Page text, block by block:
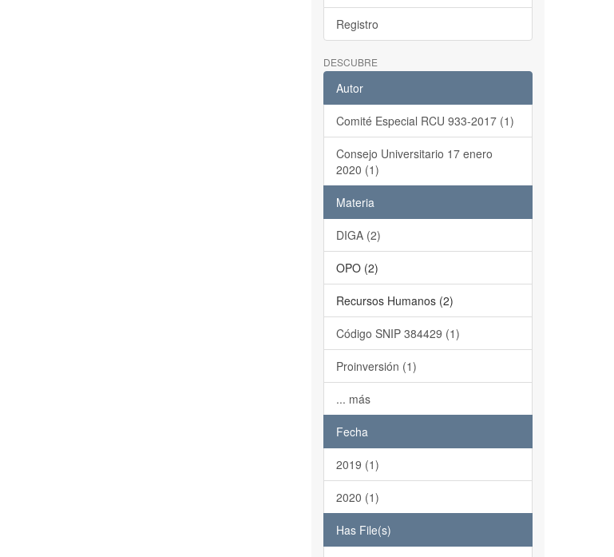
Registro
DESCUBRE
Autor
Comité Especial RCU 933-2017 (1)
Consejo Universitario 17 enero
2020 (1)
Materia
DIGA (2)
OPO (2)
Recursos Humanos (2)
Código SNIP 384429 (1)
Proinversión (1)
... más
Fecha
2019 (1)
2020 (1)
Has File(s)